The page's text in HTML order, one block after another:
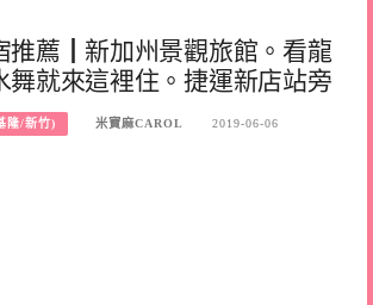
推薦┃新加州景觀旅館。看龍
舞就來這裡住。捷運新店站旁
隆/新竹) 米寶麻CAROL 2019-06-06